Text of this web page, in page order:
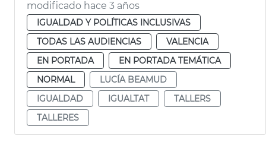
modificado hace 3 años
IGUALDAD Y POLÍTICAS INCLUSIVAS
TODAS LAS AUDIENCIAS
VALENCIA
EN PORTADA
EN PORTADA TEMÁTICA
NORMAL
LUCÍA BEAMUD
IGUALDAD
IGUALTAT
TALLERS
TALLERES